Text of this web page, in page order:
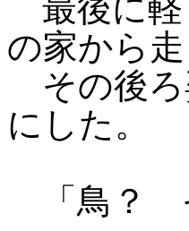
最後に軽
の家から
その後ろ
にした。
「鳥？